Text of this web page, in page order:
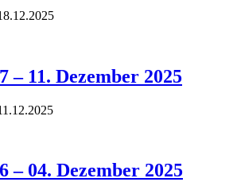
– 11. Dezember 2025
– 04. Dezember 2025